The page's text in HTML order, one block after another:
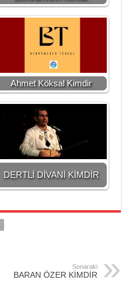
Ahmet Köksal Kimdir
DERTLİ DİVANİ KİMDİR
Sonaraki
BARAN ÖZER KİMDİR